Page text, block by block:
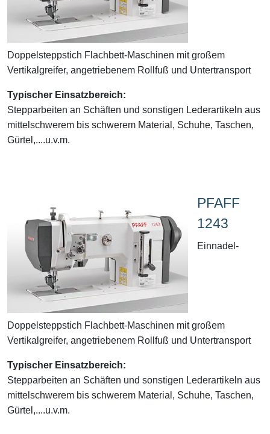
Doppelsteppstich Flachbett-Maschinen mit großem
Vertikalgreifer, angetriebenem Rollfuß und Untertransport
Typischer Einsatzbereich:
Stepparbeiten an Schäften und sonstigen Lederartikeln aus
mittelschwerem bis schwerem Material, Schuhe, Taschen,
Gürtel,....u.v.m.
PFAFF
1243
Einnadel-
Doppelsteppstich Flachbett-Maschinen mit großem
Vertikalgreifer, angetriebenem Rollfuß und Untertransport
Typischer Einsatzbereich:
Stepparbeiten an Schäften und sonstigen Lederartikeln aus
mittelschwerem bis schwerem Material, Schuhe, Taschen,
Gürtel,....u.v.m.